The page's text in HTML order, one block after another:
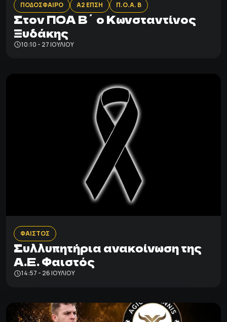
ΠΟΔΟΣΦΑΙΡΟ Α2 ΕΠΣΗ Π.Ο.Α. Β
Στον ΠΟΑ Β΄ ο Κωνσταντίνος
Ξυδάκης
10:10 - 27 ΙΟΥΛΊΟΥ
ΦΑΙΣΤΟΣ
Συλλυπητήρια ανακοίνωση της
Α.Ε. Φαιστός
14:57 - 26 ΙΟΥΛΊΟΥ